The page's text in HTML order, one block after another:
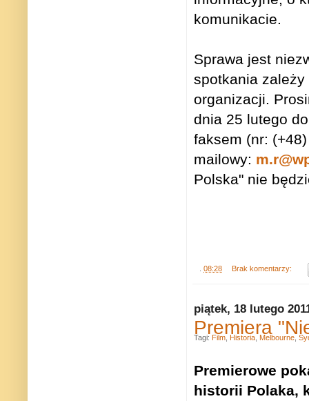
komunikacie.
Sprawa jest
spotkania zależy
organizacji.
dnia 25 lutego
faksem (nr:
mailowy:
Polska" nie
08:28 Brak komentarzy:
piątek, 18 lutego
Premiera
Premierowe
historii Polaka,
Tagi: Film Historia Melbourne